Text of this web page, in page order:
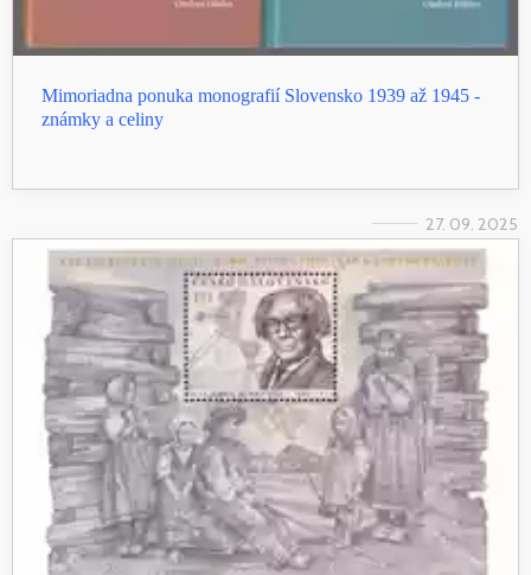
Mimoriadna ponuka monografií Slovensko 1939 až 1945 -
známky a celiny
27. 09. 2025